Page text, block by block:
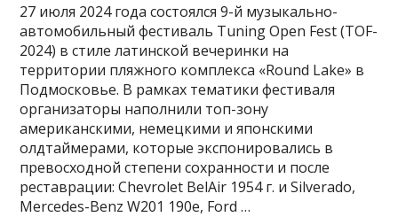
27 июля 2024 года состоялся 9-й музыкально-
автомобильный фестиваль Tuning Open Fest (TOF-
2024) в стиле латинской вечеринки на
территории пляжного комплекса «Round Lake» в
Подмосковье. В рамках тематики фестиваля
организаторы наполнили топ-зону
американскими, немецкими и японскими
олдтаймерами, которые экспонировались в
превосходной степени сохранности и после
реставрации: Chevrolet BelAir 1954 г. и Silverado,
Mercedes-Benz W201 190e, Ford …